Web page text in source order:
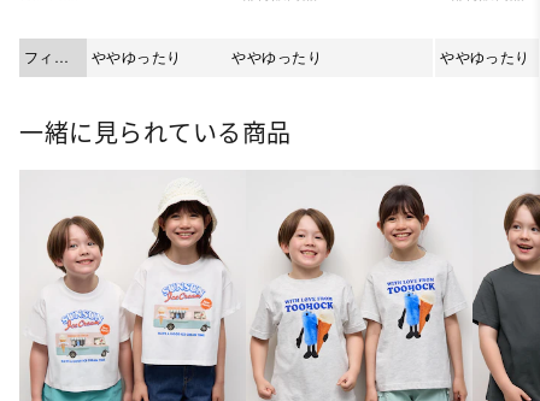
フィッ
ト
ややゆったり ややゆったり ややゆったり
一緒に見られている商品